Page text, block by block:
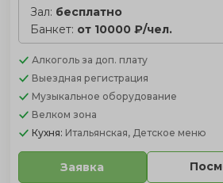
Зал: бесплатно
Банкет: от 10000 ₽/чел.
Алкоголь за доп. плату
Выездная регистрация
Музыкальное оборудование
Велком зона
Кухня: Итальянская, Детское меню
Заявка